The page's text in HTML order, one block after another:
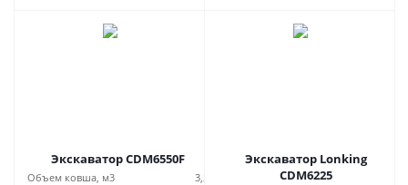
Экскаватор CDM6550F
Объем ковша, м3
3,2
Экскаватор Lonking
CDM6225